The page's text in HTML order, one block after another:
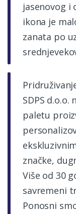
jasenovog i
ikona je
zanata po
SDPS
paletu
značke,
Više od 30
savremeni
Ponosni